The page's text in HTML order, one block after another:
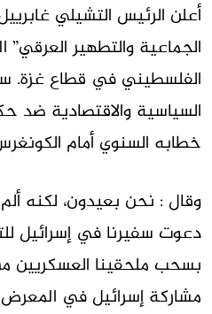
أعلن الرئيس التشيلي
الجماعية والتطهير
الفلسطيني في قطاع غزة.
السياسية والاقتصادية ضد
خطابه السنوي أمام
وقال : نحن بعيدون، لكنه
دعوت سفيرنا في إسرائيل
بسحب ملحقينا العسكريين
مشاركة إسرائيل في المعرض